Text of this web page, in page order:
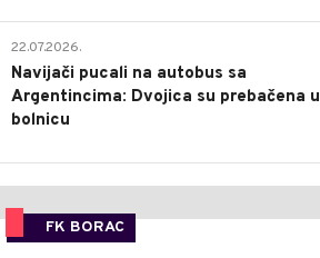
22.07.2026.
Navijači pucali na autobus sa
Argentincima: Dvojica su prebačena u
bolnicu
FK BORAC